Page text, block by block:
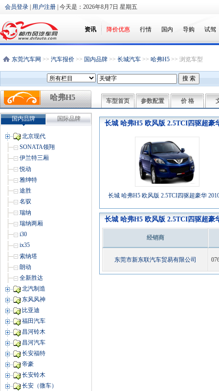
会员登录 用户注册 | 今天是： 2026年8月7日 星期五
资讯 降价优惠 行情 国内 导购 试驾
东莞汽车网 >> 汽车报价 >> 国内品牌 >> 长城汽车 >> 哈弗H5 >> 浏览车型
哈弗H5 车型首页 参数配置 价 格
长城 哈弗H5 欧风版 2.5TCI四驱超
长城 哈弗H5 欧风版 2.5TCI四驱超豪华
长城 哈弗H5 欧风版 2.5TCI四驱超
经销商
东莞市新东联汽车贸易有限公司
国内品牌 国际品牌
北京现代
SONATA领翔
伊兰特三厢
悦动
雅绅特
途胜
名驭
瑞纳
瑞纳两厢
i30
ix35
索纳塔
朗动
全新胜达
北汽制造
东风风神
比亚迪
福田汽车
昌河铃木
昌河汽车
长安福特
帝豪
长安铃木
长安（微车）